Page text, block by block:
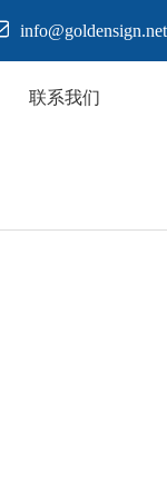
info@goldensign.net
联系我们